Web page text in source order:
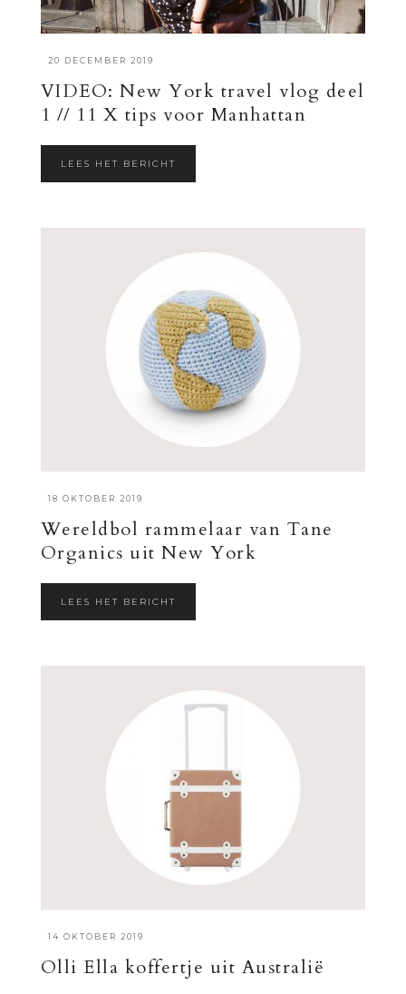
20 DECEMBER 2019
VIDEO: New York travel vlog deel
1 // 11 X tips voor Manhattan
LEES HET BERICHT
·18 OKTOBER 2019
Wereldbol rammelaar van Tane
Organics uit New York
LEES HET BERICHT
·14 OKTOBER 2019
Olli Ella koffertje uit Australië